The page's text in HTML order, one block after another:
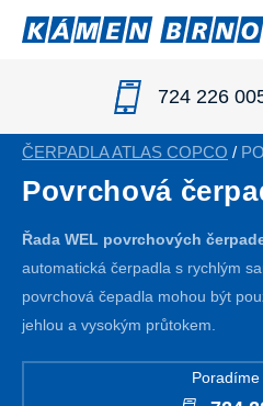
724 226
ČERPADLA ATLAS COPCO /
Povrchová
Řada WEL povrchových
automatická čerpadla s rychlým
povrchová čepadla mohou být
jehlou a vysokým průtokem.
Poradíme